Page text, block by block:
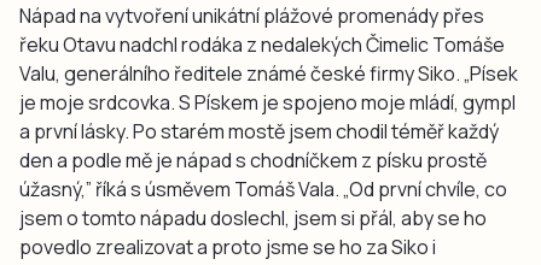
Nápad na vytvoření unikátní plážové promenády přes
řeku Otavu nadchl rodáka z nedalekých Čimelic Tomáše
Valu, generálního ředitele známé české firmy Siko. „Písek
je moje srdcovka. S Pískem je spojeno moje mládí, gympl
a první lásky. Po starém mostě jsem chodil téměř každý
den a podle mě je nápad s chodníčkem z písku prostě
úžasný,” říká s úsměvem Tomáš Vala. „Od první chvíle, co
jsem o tomto nápadu doslechl, jsem si přál, aby se ho
povedlo zrealizovat a proto jsme se ho za Siko i